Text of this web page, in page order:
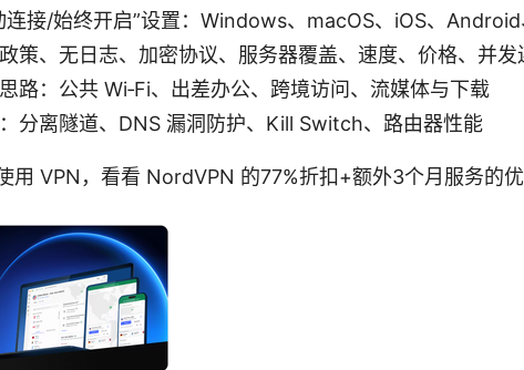
连接/始终开启”设置：Windows、macOS、iOS、
策、无日志、加密协议、服务器覆盖、速度、价格、并发
路：公共 Wi‑Fi、出差办公、跨境访问、流媒体与下载
分离隧道、DNS 漏洞防护、Kill Switch、路由器性能
用 VPN，看看 NordVPN 的77%折扣+额外3个月服务的